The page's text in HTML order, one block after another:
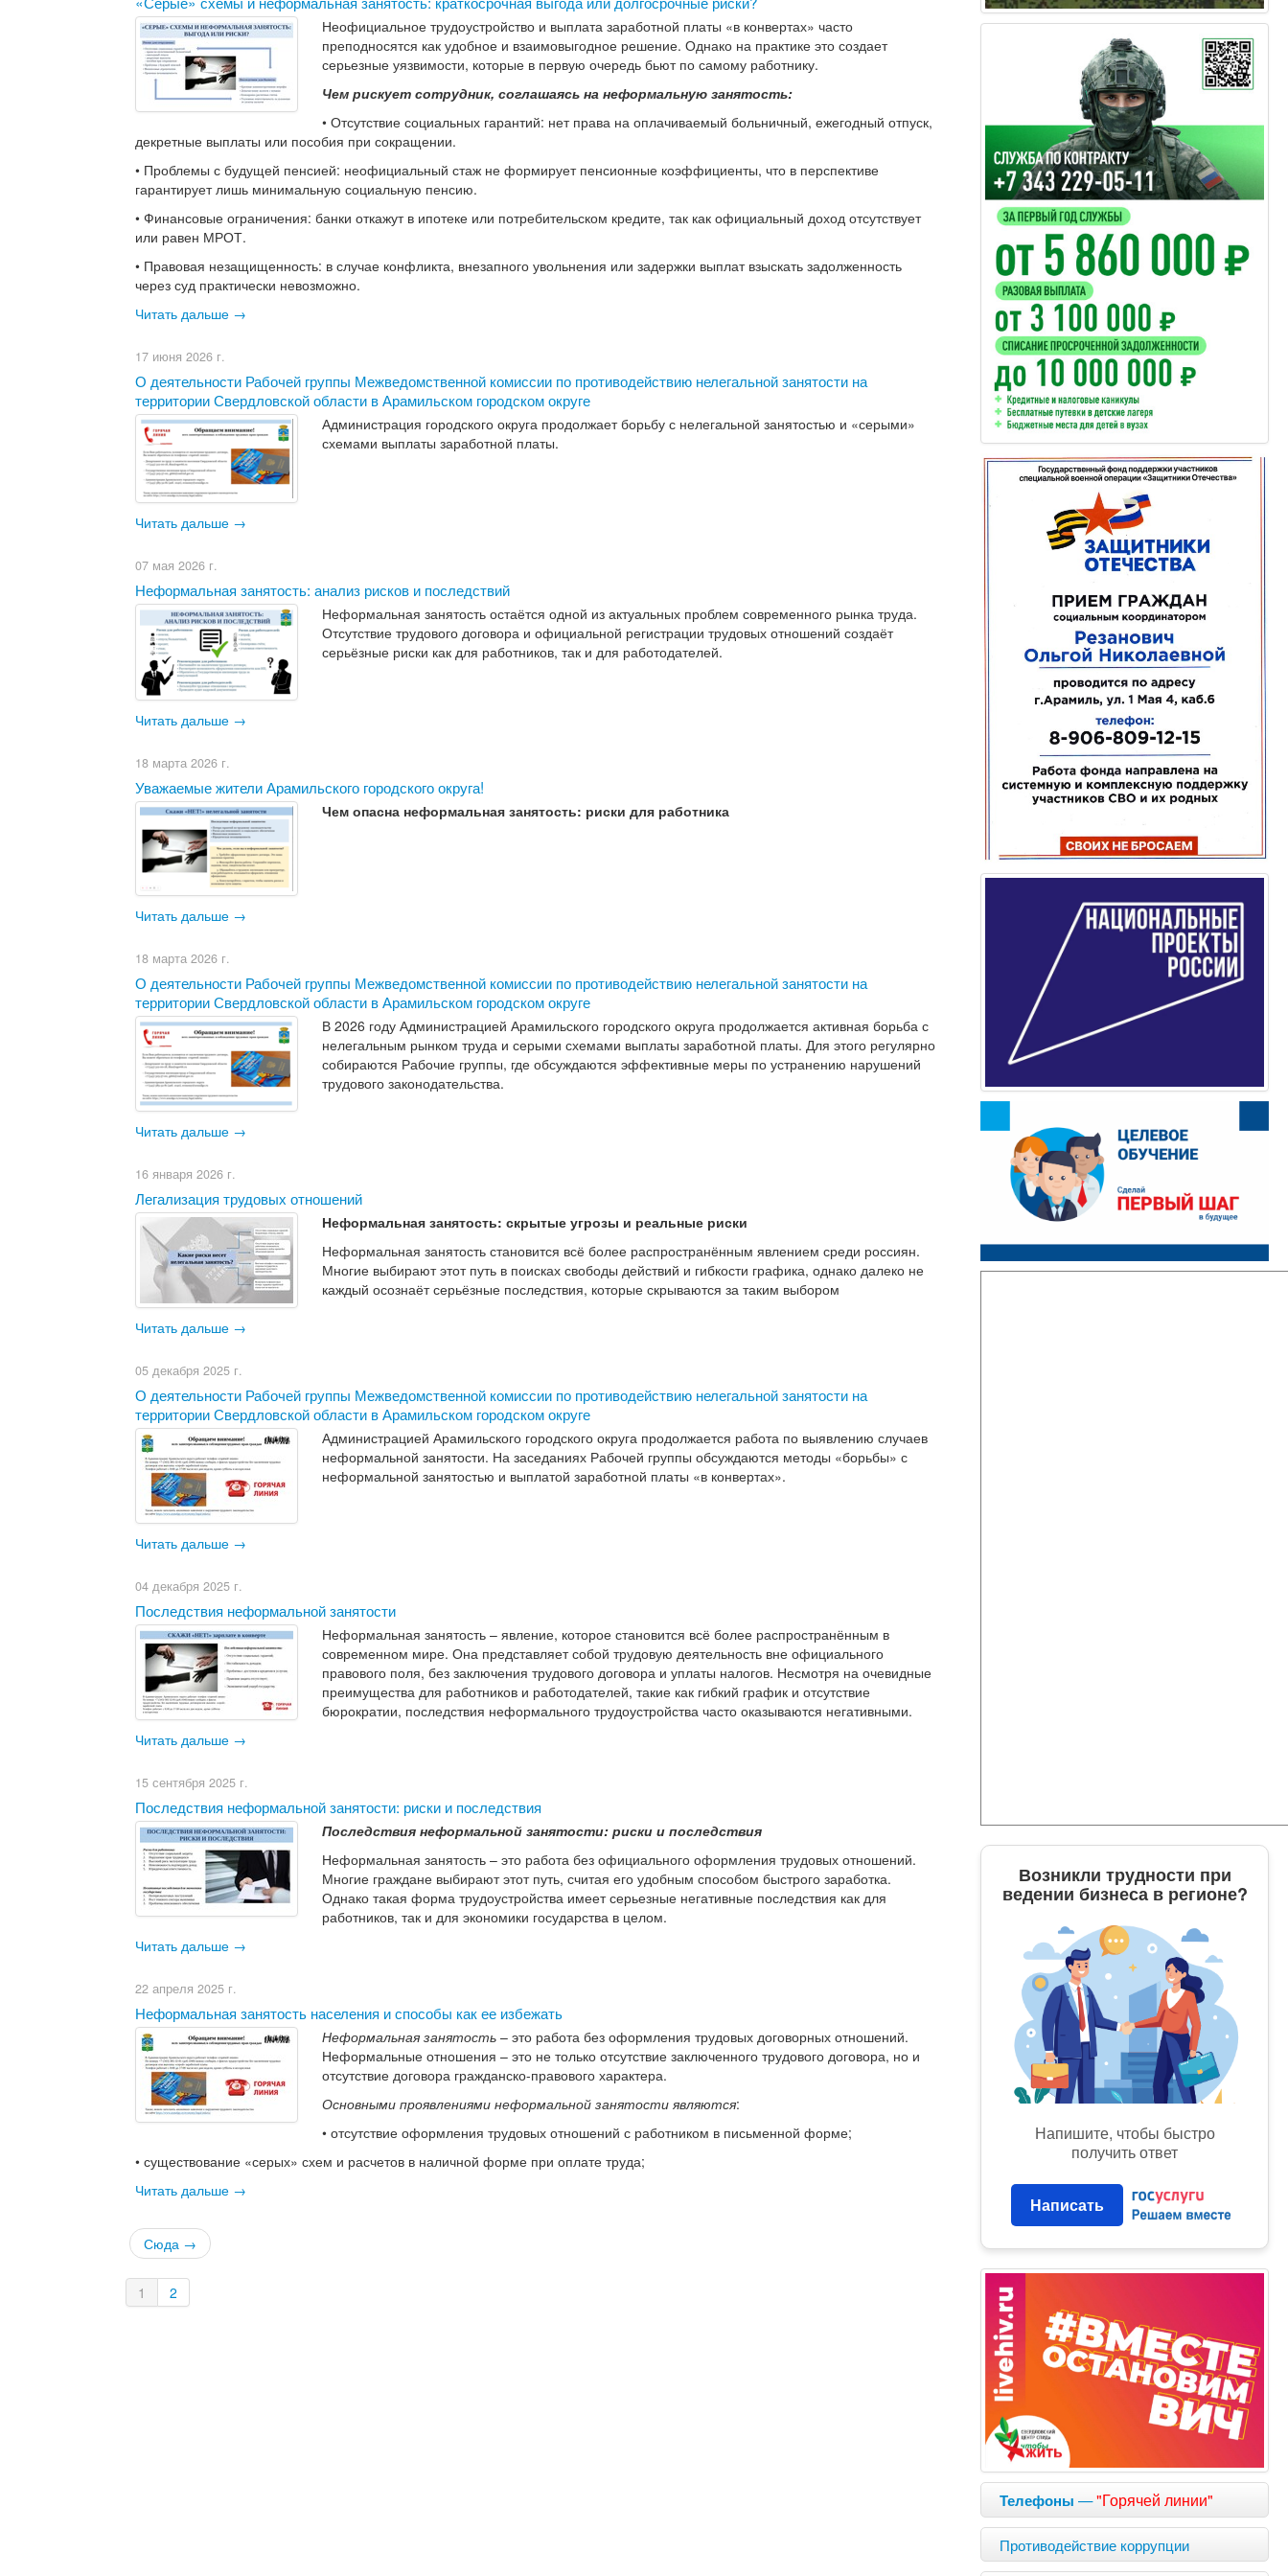
Неофициальное трудоустройство и выплата заработной платы «в конвертах» часто
преподносятся как удобное и взаимовыгодное решение. Однако на практике это создает
серьезные уязвимости, которые в первую очередь бьют по самому работнику.
Чем рискует сотрудник, соглашаясь на неформальную занятость:
• Отсутствие социальных гарантий: нет права на оплачиваемый больничный, ежегодный отпуск,
декретные выплаты или пособия при сокращении.
• Проблемы с будущей пенсией: неофициальный стаж не формирует пенсионные коэффициенты, что в перспективе
гарантирует лишь минимальную социальную пенсию.
• Финансовые ограничения: банки откажут в ипотеке или потребительском кредите, так как официальный доход отсутствует
или равен МРОТ.
• Правовая незащищенность: в случае конфликта, внезапного увольнения или задержки выплат взыскать задолженность
через суд практически невозможно.
Читать дальше →
17 июня 2026 г.
О деятельности Рабочей группы Межведомственной комиссии по противодействию нелегальной занятости на
территории Свердловской области в Арамильском городском округе
Администрация городского округа продолжает борьбу с нелегальной занятостью и «серыми»
схемами выплаты заработной платы.
Читать дальше →
07 мая 2026 г.
​Неформальная занятость: анализ рисков и последствий
Неформальная занятость остаётся одной из актуальных проблем современного рынка труда.
Отсутствие трудового договора и официальной регистрации трудовых отношений создаёт
серьёзные риски как для работников, так и для работодателей.
Читать дальше →
18 марта 2026 г.
Уважаемые жители Арамильского городского округа!
Чем опасна неформальная занятость: риски для работника
Читать дальше →
18 марта 2026 г.
​О деятельности Рабочей группы Межведомственной комиссии по противодействию нелегальной занятости на
территории Свердловской области в Арамильском городском округе
В 2026 году Администрацией Арамильского городского округа продолжается активная борьба с
нелегальным рынком труда и серыми схемами выплаты заработной платы. Для этого регулярно
собираются Рабочие группы, где обсуждаются эффективные меры по устранению нарушений
трудового законодательства.
Читать дальше →
16 января 2026 г.
Легализация трудовых отношений
Неформальная занятость: скрытые угрозы и реальные риски
Неформальная занятость становится всё более распространённым явлением среди россиян.
Многие выбирают этот путь в поисках свободы действий и гибкости графика, однако далеко не
каждый осознаёт серьёзные последствия, которые скрываются за таким выбором
Читать дальше →
05 декабря 2025 г.
​О деятельности Рабочей группы Межведомственной комиссии по противодействию нелегальной занятости на
территории Свердловской области в Арамильском городском округе
Администрацией Арамильского городского округа продолжается работа по выявлению случаев
неформальной занятости. На заседаниях Рабочей группы обсуждаются методы «борьбы» с
неформальной занятостью и выплатой заработной платы «в конвертах».
Читать дальше →
04 декабря 2025 г.
Последствия неформальной занятости
Неформальная занятость – явление, которое становится всё более распространённым в
современном мире. Она представляет собой трудовую деятельность вне официального
правового поля, без заключения трудового договора и уплаты налогов. Несмотря на очевидные
преимущества для работников и работодателей, такие как гибкий график и отсутствие
бюрократии, последствия неформального трудоустройства часто оказываются негативными.
Читать дальше →
15 сентября 2025 г.
​Последствия неформальной занятости: риски и последствия
Последствия неформальной занятости: риски и последствия
Неформальная занятость – это работа без официального оформления трудовых отношений.
Многие граждане выбирают этот путь, считая его удобным способом быстрого заработка.
Однако такая форма трудоустройства имеет серьезные негативные последствия как для
работников, так и для экономики государства в целом.
Читать дальше →
22 апреля 2025 г.
Неформальная занятость населения и способы как ее избежать
Неформальная занятость – это работа без оформления трудовых договорных отношений.
Неформальные отношения – это не только отсутствие заключенного трудового договора, но и
отсутствие договора гражданско-правового характера.
Основными проявлениями неформальной занятости являются:
• отсутствие оформления трудовых отношений с работником в письменной форме;
• существование «серых» схем и расчетов в наличной форме при оплате труда;
Читать дальше →
Сюда →
1 2
Возникли трудности при
ведении бизнеса в регионе?
Напишите, чтобы быстро
получить ответ
Написать
Телефоны —"Горячей линии"
Противодействие коррупции